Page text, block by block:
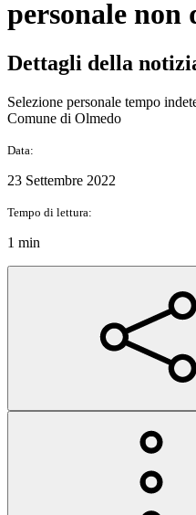
personale
Dettagli della
Selezione personale tempo
Comune di Olmedo
Data:
23 Settembre 2022
Tempo di lettura:
1 min